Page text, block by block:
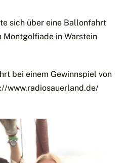
sich über eine Ballonfahrt
in Warstein
bei einem Gewinnspiel von
www.radiosauerland.de/